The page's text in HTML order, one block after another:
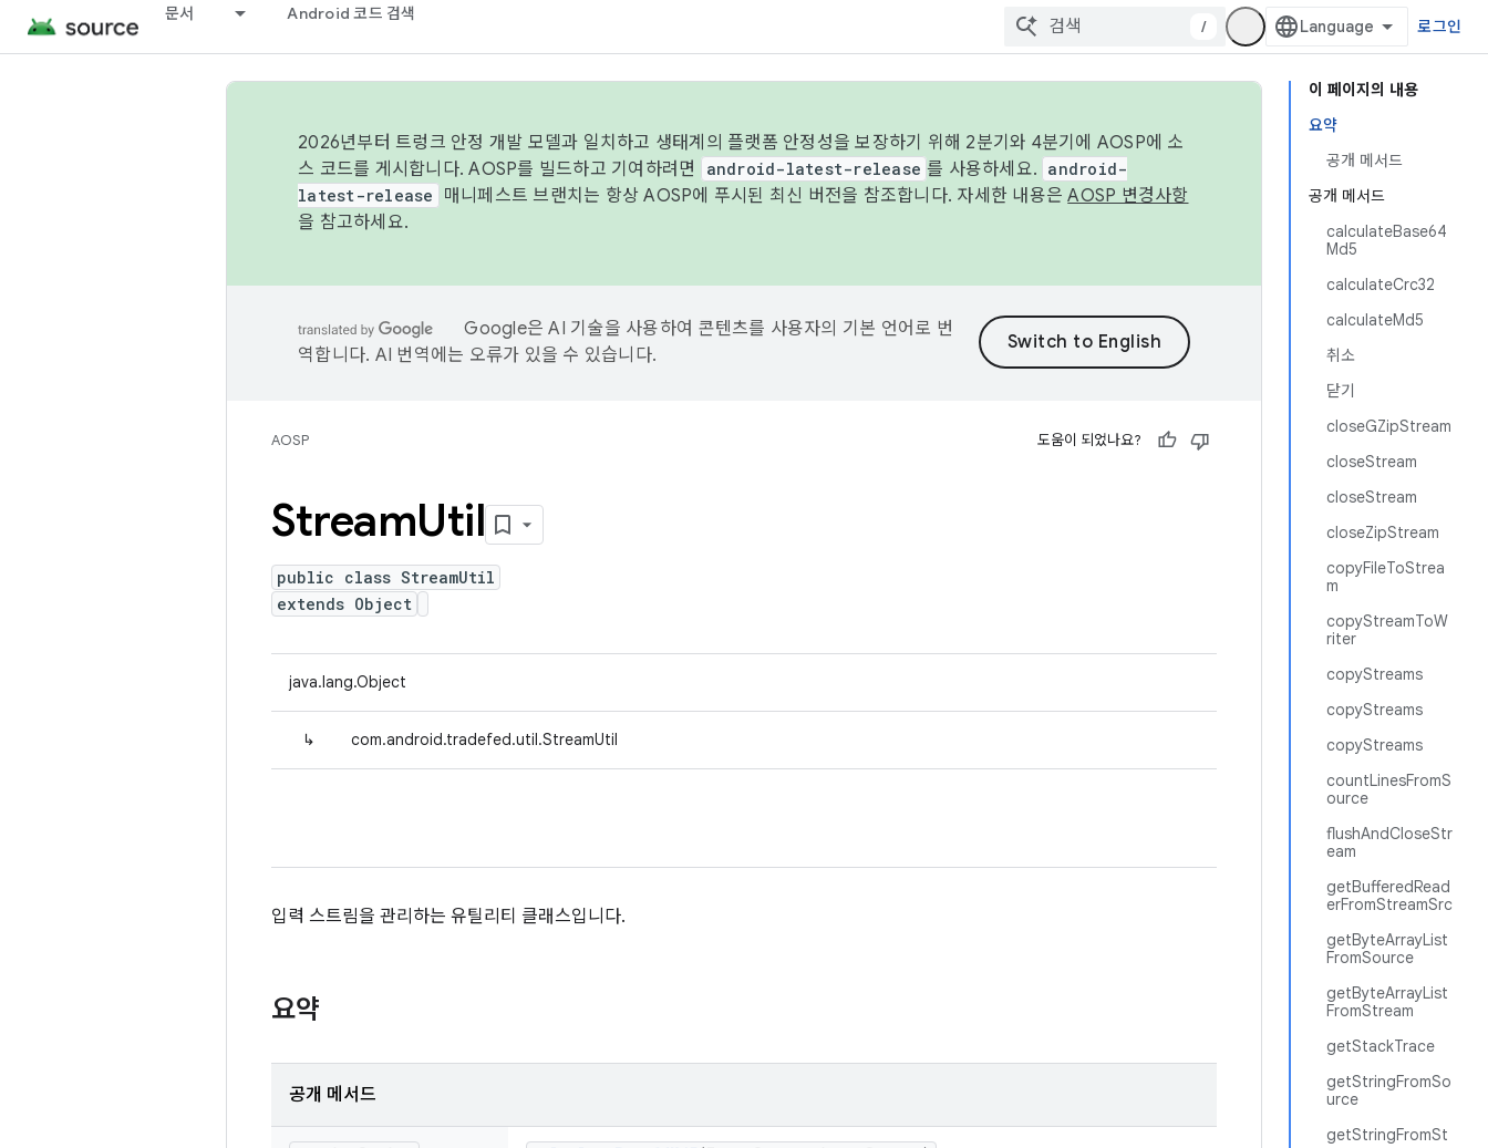
문서 Android 코드 검색
/ 로그인
이 페이지의 내용
요약
공개 메서드
공개 메서드
calculateBase64
Md5
calculateCrc32
calculateMd5
취소
닫기
closeGZipStream
closeStream
closeStream
closeZipStream
copyFileToStrea
m
copyStreamToW
riter
copyStreams
copyStreams
copyStreams
countLinesFromS
ource
flushAndCloseStr
eam
getBufferedRead
erFromStreamSrc
getByteArrayList
FromSource
getByteArrayList
FromStream
getStackTrace
getStringFromSo
urce
getStringFromSt
2026년부터 트렁크 안정 개발 모델과 일치하고 생태계의 플랫폼 안정성을 보장하기 위해 2분기와 4분기에 AOSP에 소
스 코드를 게시합니다. AOSP를 빌드하고 기여하려면
android-latest-release 를 사용하세요. android-
latest-release
매니페스트 브랜치는 항상 AOSP에 푸시된 최신 버전을 참조합니다. 자세한 내용은AOSP 변경사항
을 참고하세요.
Google은 AI 기술을 사용하여 콘텐츠를 사용자의 기본 언어로 번
역합니다. AI 번역에는 오류가 있을 수 있습니다.
AOSP 도움이 되었나요?
StreamUtil
public class StreamUtil
extends Object
java.lang.Object
↳ com.android.tradefed.util.StreamUtil
입력 스트림을 관리하는 유틸리티 클래스입니다.
요약
공개 메서드